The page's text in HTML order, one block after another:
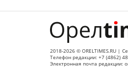
2018-2026 © ORELTIMES.RU |
Телефон редакции: +7 (4862)
Электронная почта редакции: